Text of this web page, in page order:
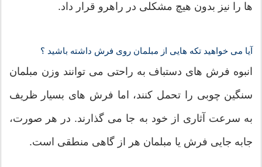
ها را نیز بدون هیچ مشکلی در راهرو قرار داد.
آیا می خواهید تکه هایی از مبلمان روی فرش داشته باشید ؟
انبوه فرش های دستباف به راحتی می توانند وزن مبلمان
سنگین چوبی را تحمل کنند، اما فرش های بسیار ظریف
به سرعت آثاری از خود به جا می گذارند. در هر صورت،
جابه جایی فرش یا مبلمان هر از گاهی منطقی است.